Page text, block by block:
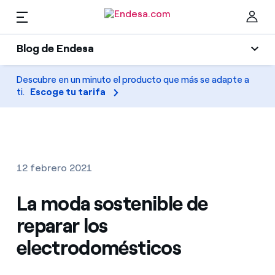
Blog de Endesa
Blog de Endesa
Luz
Gas
Electrodomésticos
Hogares
Encuentra la tarifa que más te conviene
Compara nuestras tarifas de empresa y ahorra
Por cada kWh que ahorres, te descontamos otro
Movilidad
PARA TI
ES
Descubre en un minuto el producto que más se adapte a
ti. Escoge tu tarifa
12 febrero 2021
La moda sostenible de
reparar los
electrodomésticos